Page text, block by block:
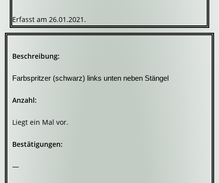
Erfasst am 26.01.2021.
Beschreibung:
Farbspritzer (schwarz) links unten neben Stängel
Anzahl:
Liegt ein Mal vor.
Bestätigungen:
—